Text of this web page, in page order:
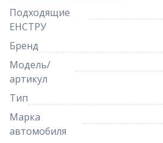
Подходящие
ЕНСТРУ
Бренд
Модель/
артикул
Тип
Марка
автомобиля